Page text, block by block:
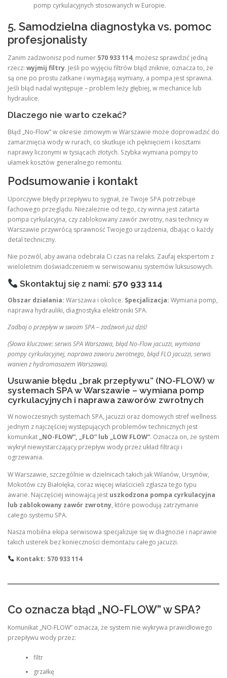
pomp cyrkulacyjnych stosowanych w Europie.
5. Samodzielna diagnostyka vs. pomoc
profesjonalisty
Zanim zadzwonisz pod numer 570 933 114, możesz sprawdzić jedną
rzecz: wyjmij filtry. Jeśli po wyjęciu filtrów błąd zniknie, oznacza to, że
są one po prostu zatkane i wymagają wymiany, a pompa jest sprawna.
Jeśli błąd nadal występuje – problem leży głębiej, w mechanice lub
hydraulice.
Dlaczego nie warto czekać?
Błąd „No-Flow” w okresie zimowym w Warszawie może doprowadzić do
zamarznięcia wody w rurach, co skutkuje ich pęknięciem i kosztami
naprawy liczonymi w tysiącach złotych. Szybka wymiana pompy to
ułamek kosztów generalnego remontu.
Podsumowanie i kontakt
Uporczywe błędy przepływu to sygnał, że Twoje SPA potrzebuje
fachowego przeglądu. Niezależnie od tego, czy winna jest zatarta
pompa cyrkulacyjna, czy zablokowany zawór zwrotny, nasi technicy w
Warszawie przywrócą sprawność Twojego urządzenia, dbając o każdy
detal techniczny.
Nie pozwól, aby awaria odebrała Ci czas na relaks. Zaufaj ekspertom z
wieloletnim doświadczeniem w serwisowaniu systemów luksusowych.
Skontaktuj się z nami: 570 933 114
Obszar działania: Warszawa i okolice. Specjalizacja: Wymiana pomp,
naprawa hydrauliki, diagnostyka elektroniki SPA.
Zadbaj o przepływ w swoim SPA – zadzwoń już dziś!
(Słowa kluczowe: serwis SPA Warszawa, błąd No-Flow jacuzzi, wymiana
pompy cyrkulacyjnej, naprawa zaworu zwrotnego, błąd FLO jacuzzi, serwis
wanien z hydromasażem Warszawa).
Usuwanie błędu „brak przepływu” (NO-FLOW) w
systemach SPA w Warszawie – wymiana pomp
cyrkulacyjnych i naprawa zaworów zwrotnych
W nowoczesnych systemach SPA, jacuzzi oraz domowych stref wellness
jednym z najczęściej występujących problemów technicznych jest
komunikat „NO-FLOW”, „FLO” lub „LOW FLOW”. Oznacza on, że system
wykrył niewystarczający przepływ wody przez układ filtracji i
ogrzewania.
W Warszawie, szczególnie w dzielnicach takich jak Wilanów, Ursynów,
Mokotów czy Białołęka, coraz więcej właścicieli zgłasza tego typu
awarie. Najczęściej winowajcą jest uszkodzona pompa cyrkulacyjna
lub zablokowany zawór zwrotny, które powodują zatrzymanie
całego systemu SPA.
Nasza mobilna ekipa serwisowa specjalizuje się w diagnozie i naprawie
takich usterek bez konieczności demontażu całego jacuzzi.
Kontakt: 570 933 114
Co oznacza błąd „NO-FLOW” w SPA?
Komunikat „NO-FLOW” oznacza, że system nie wykrywa prawidłowego
przepływu wody przez:
filtr
grzałkę